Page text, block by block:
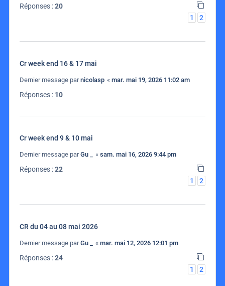
Réponses :20
1
2
Cr week end 16 & 17 mai
Dernier message parnicolasp « mar. mai 19, 2026 11:02 am
Réponses : 10
Cr week end 9 & 10 mai
Dernier message parGu _ « sam. mai 16, 2026 9:44 pm
Réponses :22
1
2
CR du 04 au 08 mai 2026
Dernier message parGu _ « mar. mai 12, 2026 12:01 pm
Réponses :24
1
2